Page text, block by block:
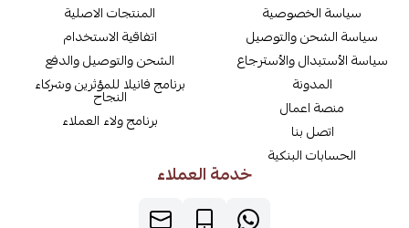
سياسة الخصوصية
سياسة الشحن والتوصيل
سياسة الأستبدال والأسترجاع
المدونة
منصة اعمال
اتصل بنا
الحسابات البنكية
المنتجات الاصلية
اتفاقية الاستخدام
الشحن والتوصيل والدفع
برنامج فانيلا للمؤثرين وشركاء
النجاح
برنامج ولاء العملاء
خدمة العملاء